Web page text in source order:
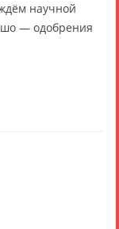
научной
— одобрения